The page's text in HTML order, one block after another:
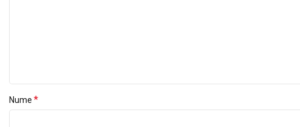
Nume *